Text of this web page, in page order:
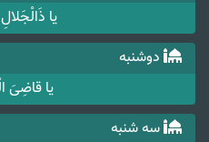
یا
دوشنبه
یا قاضِیَ
سه شنبه